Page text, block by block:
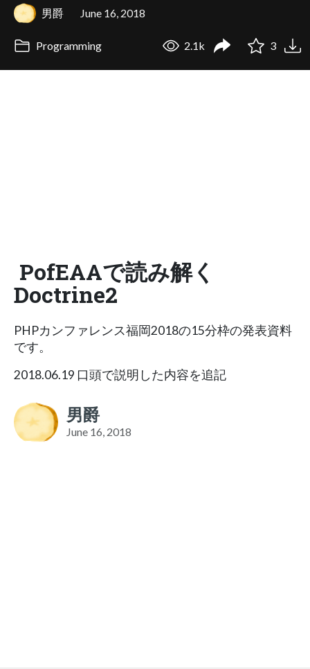
男爵 June 16, 2018
Programming 2.1k 3
PofEAAで読み解く
Doctrine2
PHPカンファレンス福岡2018の15分枠の発表資料
です。
2018.06.19 口頭で説明した内容を追記
男爵
June 16, 2018